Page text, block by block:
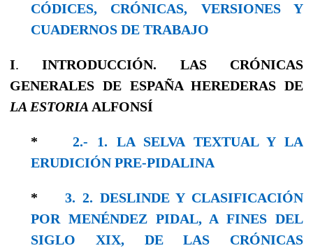
CÓDICES, CRÓNICAS, VERSIONES Y
CUADERNOS DE TRABAJO
I. INTRODUCCIÓN. LAS CRÓNICAS
GENERALES DE ESPAÑA HEREDERAS DE
LA ESTORIA ALFONSÍ
*2.- 1. LA SELVA TEXTUAL Y LA
ERUDICIÓN PRE-PIDALINA
* 3. 2. DESLINDE Y CLASIFICACIÓN
POR MENÉNDEZ PIDAL, A FINES DEL
SIGLO XIX, DE LAS CRÓNICAS